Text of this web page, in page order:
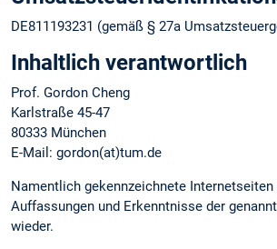
DE811193231 (gemäß § 27a
Inhaltlich verantwortlich
Prof. Gordon Cheng
Karlstraße 45-47
80333 München
E-Mail: gordon(at)tum.de
Namentlich gekennzeichnete Internetseiten
Auffassungen und Erkenntnisse der
wieder.